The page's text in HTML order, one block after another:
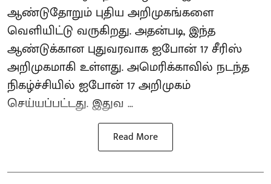
ஆண்டுதோறும் புதிய அறிமுகங்களை
வெளியிட்டு வருகிறது. அதன்படி, இந்த
ஆண்டுக்கான புதுவரவாக ஐபோன் 17 சீரிஸ்
அறிமுகமாகி உள்ளது. அமெரிக்காவில் நடந்த
நிகழ்ச்சியில் ஐபோன் 17 அறிமுகம்
செய்யப்பட்டது. இதுவ ...
Read More